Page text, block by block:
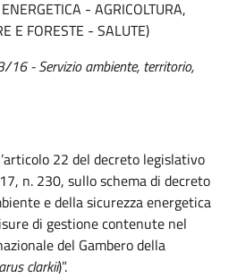
- AGRICOLTURA,
E FORESTE - SALUTE)
- Servizio ambiente, territorio,
22 del decreto legislativo
n. 230, sullo schema di decreto
e della sicurezza energetica
di gestione contenute nel
del Gambero della
clarkii)”.